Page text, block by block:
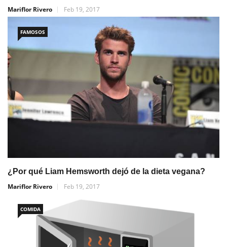
Mariflor Rivero
Feb 19, 2017
FAMOSOS
¿Por qué Liam Hemsworth dejó de la dieta vegana?
Mariflor Rivero
Feb 19, 2017
COMIDA